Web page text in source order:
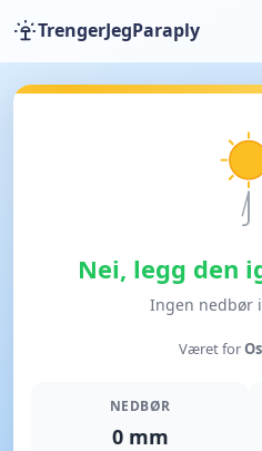
TrengerJegParaply
Nei, legg den
Ingen nedbør
Været for
NEDBØR
0 mm